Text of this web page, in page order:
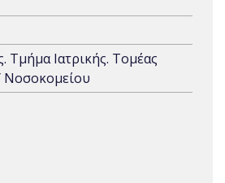
Τμήμα Ιατρικής. Τομέας
Νοσοκομείου